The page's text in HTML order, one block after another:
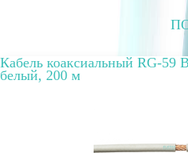
Кабель коаксиальный RG-59
белый, 200 м